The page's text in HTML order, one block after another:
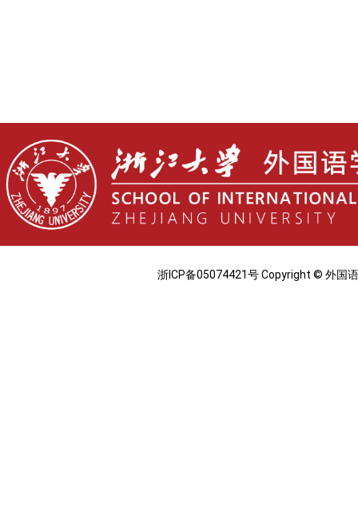
浙ICP备05074421号 Copyright © 外国